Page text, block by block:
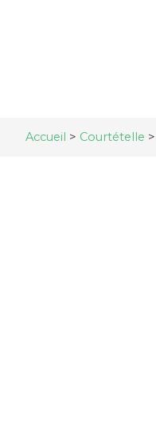
Accueil > Courtételle >